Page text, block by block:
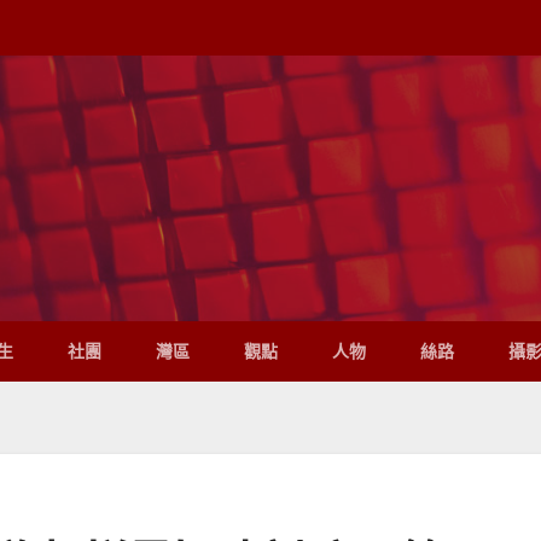
社團 灣區 觀點 人物 絲路 攝